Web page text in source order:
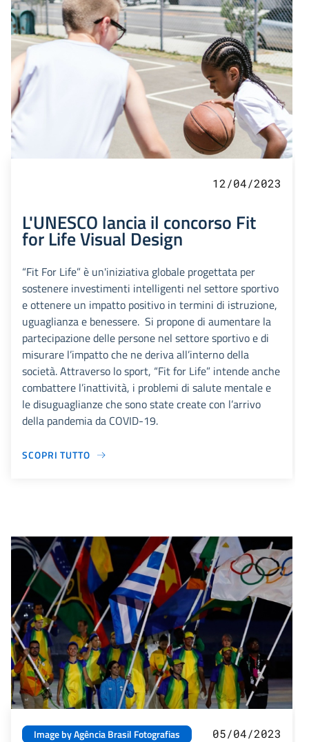
12/04/2023
L'UNESCO lancia il concorso Fit
for Life Visual Design
“Fit For Life” è un'iniziativa globale progettata per
sostenere investimenti intelligenti nel settore sportivo
e ottenere un impatto positivo in termini di istruzione,
uguaglianza e benessere. Si propone di aumentare la
partecipazione delle persone nel settore sportivo e di
misurare l’impatto che ne deriva all’interno della
società. Attraverso lo sport, “Fit for Life” intende anche
combattere l’inattività, i problemi di salute mentale e
le disuguaglianze che sono state create con l’arrivo
della pandemia da COVID-19.
SCOPRI TUTTO
Image by Agência Brasil Fotografias 05/04/2023